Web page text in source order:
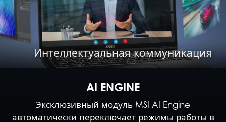
Интеллектуальные развлечения
Интеллектуальное создание контента
Интеллектуальная коммуникация
Интеллектуальный гейминг
AI ENGINE
Эксклюзивный модуль MSI AI Engine
автоматически переключает режимы работы в